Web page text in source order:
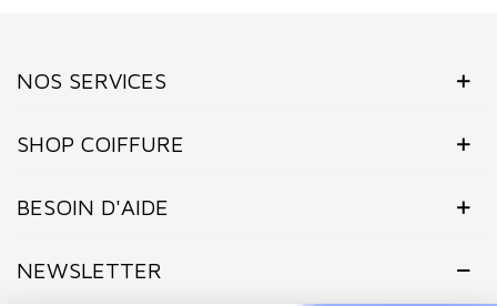
NOS SERVICES
SHOP COIFFURE
BESOIN D'AIDE
NEWSLETTER